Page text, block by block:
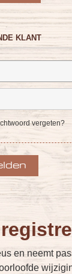
KLANT
vergeten?
en neemt